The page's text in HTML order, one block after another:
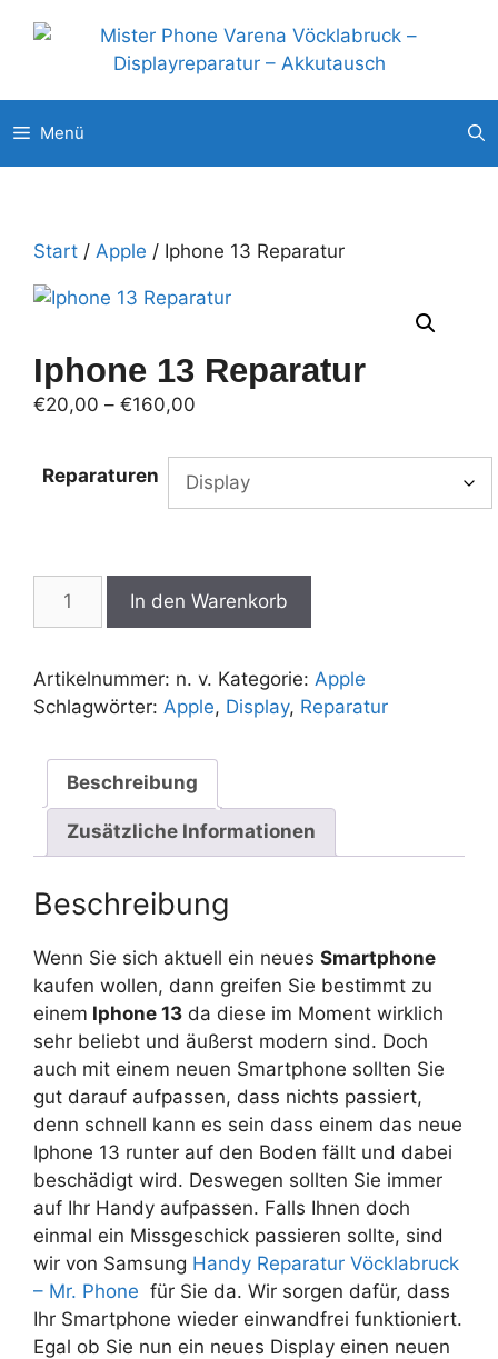
Inhalt
Menü
Start / Apple / Iphone 13 Reparatur
Iphone 13 Reparatur
€20,00 – €160,00
bis
€160,00
Reparaturen
Menge
In den Warenkorb
Artikelnummer: n. v. Kategorie: Apple
Schlagwörter: Apple, Display, Reparatur
Beschreibung
Zusätzliche Informationen
Beschreibung
Wenn Sie sich aktuell ein neues Smartphone
kaufen wollen, dann greifen Sie bestimmt zu
einem Iphone 13 da diese im Moment wirklich
sehr beliebt und äußerst modern sind. Doch
auch mit einem neuen Smartphone sollten Sie
gut darauf aufpassen, dass nichts passiert,
denn schnell kann es sein dass einem das neue
Iphone 13 runter auf den Boden fällt und dabei
beschädigt wird. Deswegen sollten Sie immer
auf Ihr Handy aufpassen. Falls Ihnen doch
einmal ein Missgeschick passieren sollte, sind
wir von Samsung Handy Reparatur Vöcklabruck
– Mr. Phone für Sie da. Wir sorgen dafür, dass
Ihr Smartphone wieder einwandfrei funktioniert.
Egal ob Sie nun ein neues Display einen neuen
Unsere weitere Filialen: ◉ Pluscity Pasching ◉Interspar Steyr
◉Europark Salzburg